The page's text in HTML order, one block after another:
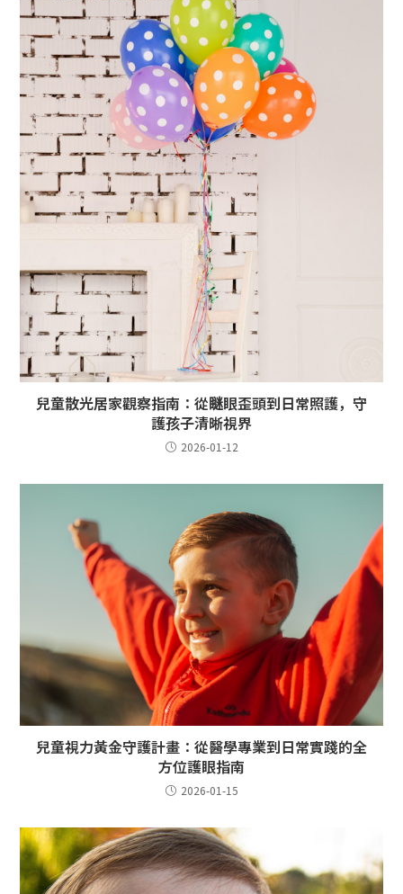
兒童散光居家觀察指南：從瞇眼歪頭到日常照護，守
護孩子清晰視界
2026-01-12
兒童視力黃金守護計畫：從醫學專業到日常實踐的全
方位護眼指南
2026-01-15